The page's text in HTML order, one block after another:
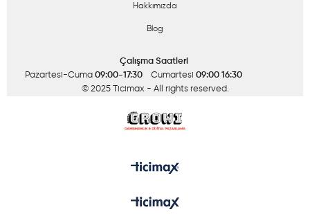
Hakkımızda
Blog
Çalışma Saatleri
Pazartesi-Cuma 09:00-17:30 Cumartesi 09:00 16:30
© 2025 Ticimax - All rights reserved.